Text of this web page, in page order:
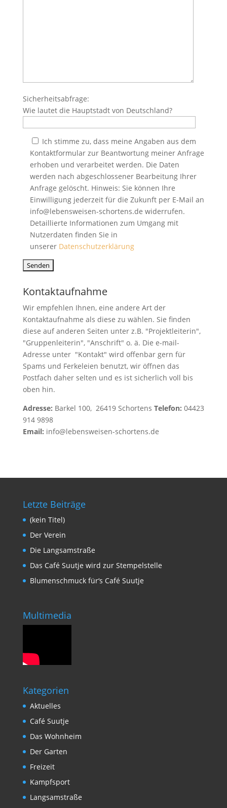
Sicherheitsabfrage:
Wie lautet die Hauptstadt von Deutschland?
Ich stimme zu, dass meine Angaben aus dem
Kontaktformular zur Beantwortung meiner Anfrage
erhoben und verarbeitet werden. Die Daten
werden nach abgeschlossener Bearbeitung Ihrer
Anfrage gelöscht. Hinweis: Sie können Ihre
Einwilligung jederzeit für die Zukunft per E-Mail an
info@lebensweisen-schortens.de widerrufen.
Detaillierte Informationen zum Umgang mit
Nutzerdaten finden Sie in
unserer Datenschutzerklärung
Kontaktaufnahme
Wir empfehlen Ihnen, eine andere Art der
Kontaktaufnahme als diese zu wählen. Sie finden
diese auf anderen Seiten unter z.B. "Projektleiterin",
"Gruppenleiterin", "Anschrift" o. ä. Die e-mail-
Adresse unter "Kontakt" wird offenbar gern für
Spams und Ferkeleien benutzt, wir öffnen das
Postfach daher selten und es ist sicherlich voll bis
oben hin.
Adresse: Barkel 100, 26419 Schortens Telefon: 04423
914 9898
Email: info@lebensweisen-schortens.de
Letzte Beiträge
(kein Titel)
Der Verein
Die Langsamstraße
Das Café Suutje wird zur Stempelstelle
Blumenschmuck für‘s Café Suutje
Multimedia
Kategorien
Aktuelles
Café Suutje
Das Wohnheim
Der Garten
Freizeit
Kampfsport
Langsamstraße